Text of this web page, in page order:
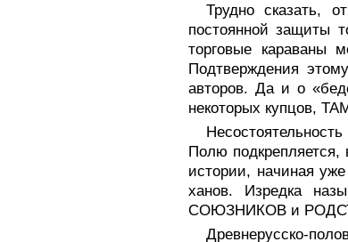
Трудно сказать,
постоянной защиты
торговые
Подтверждения
авторов. Да и о
некоторых купцов,
Полю подкрепляется,
истории, начиная
ханов. Изредка
СОЮЗНИКОВ и
Древнерусско-